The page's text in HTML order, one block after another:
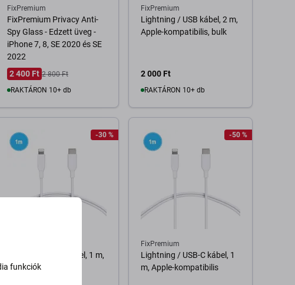
FixPremium
FixPremium Privacy Anti-
Spy Glass - Edzett üveg -
iPhone 7, 8, SE 2020 és SE
2022
2 400 Ft 2 800 Ft
RAKTÁRON 10+ db
FixPremium
Lightning / USB kábel, 2 m,
Apple-kompatibilis, bulk
2 000 Ft
RAKTÁRON 10+ db
-30 %
Lightning / USB kábel, 1 m,
Apple-kompatibilis
-50 %
FixPremium
Lightning / USB-C kábel, 1
m, Apple-kompatibilis
funkciók